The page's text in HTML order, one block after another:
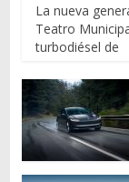
La nueva
Teatro
turbodiésel de